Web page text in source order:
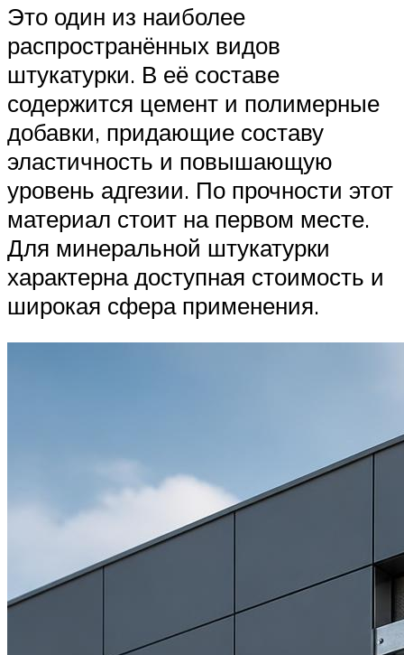
Это один из наиболее
распространённых видов
штукатурки. В её составе
содержится цемент и полимерные
добавки, придающие составу
эластичность и повышающую
уровень адгезии. По прочности этот
материал стоит на первом месте.
Для минеральной штукатурки
характерна доступная стоимость и
широкая сфера применения.